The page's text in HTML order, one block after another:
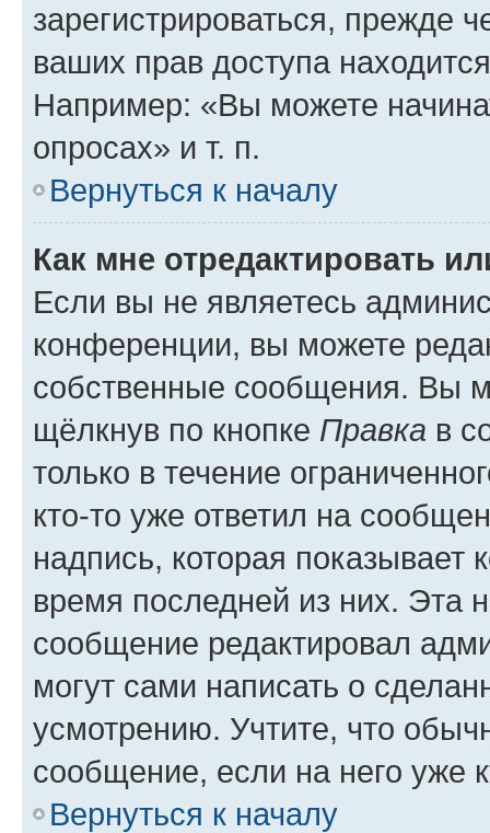
зарегистрироваться, прежде
ваших прав доступа
Например: «Вы можете
опросах» и т. п.
Вернуться к началу
Как мне отредактировать
Если вы не являетесь
конференции, вы можете
собственные сообщения. Вы
щёлкнув по кнопке Правка в
только в течение
кто-то уже ответил на
надпись, которая показывает
время последней из них. Эта
сообщение редактировал
могут сами написать о
усмотрению. Учтите, что
сообщение, если на него уже
Вернуться к началу